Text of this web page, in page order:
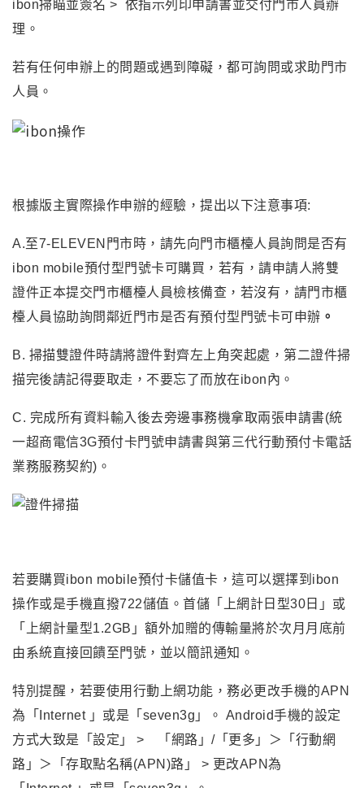
ibon掃瞄並簽名 > 依指示列印申請書並交付門市人員辦
理 。
若有任何申辦上的問題或遇到障礙，都可詢問或求助門市
人員。
根據版主實際操作申辦的經驗 ，提出以下注意事項:
A.至7-ELEVEN 門市時，請先向門市櫃檯人員詢問是否有
ibon mobile預付型門號卡可購買，若有，請申請人將雙
證件正本提交門市櫃檯人員檢核備查，若沒有，請門市櫃
檯人員協助詢問鄰近門市是否有預付型門號卡可申辦 。
B. 掃描雙證件時請將證件對齊左上角突起處 ，第二證件掃
描完後請記得要取走 ，不要忘了而放在ibon內 。
C. 完成所有資料輸入後去旁邊事務機拿取兩張申請書(統
一超商電信3G預付卡門號申請書與第三代行動預付卡電話
業務服務契約) 。
若要購買ibon mobile預付卡儲值卡 ，這可以選擇到ibon
操作或是手機直撥722儲值 。 首儲「上網計日型30日」或
「上網計量型1.2GB」額外加贈的傳輸量將於次月月底前
由系統直接回饋至門號，並以簡訊通知。
特別提醒 ，若要使用行動上網功能 ，務必更改手機的APN
為 「 Internet 」 或是 「 seven3g 」
。 Android手機的設定
方式大致是 「設定 」 > 「網路 」/「更多 」＞
「行動網
路 」 ＞ 「存取點名稱(APN)路 」 > 更改APN為